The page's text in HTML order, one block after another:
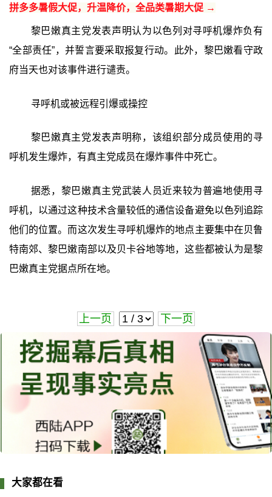
拼多多暑假大促，升温降价，全品类暑期大促 →
黎巴嫩真主党发表声明认为以色列对寻呼机爆炸负有
“全部责任”，并誓言要采取报复行动。此外，黎巴嫩看守政
府当天也对该事件进行谴责。
寻呼机或被远程引爆或操控
黎巴嫩真主党发表声明称，该组织部分成员使用的寻
呼机发生爆炸，有真主党成员在爆炸事件中死亡。
据悉，黎巴嫩真主党武装人员近来较为普遍地使用寻
呼机，以通过这种技术含量较低的通信设备避免以色列追踪
他们的位置。而这次发生寻呼机爆炸的地点主要集中在贝鲁
特南郊、黎巴嫩南部以及贝卡谷地等地，这些都被认为是黎
巴嫩真主党据点所在地。
上一页 下一页
大家都在看